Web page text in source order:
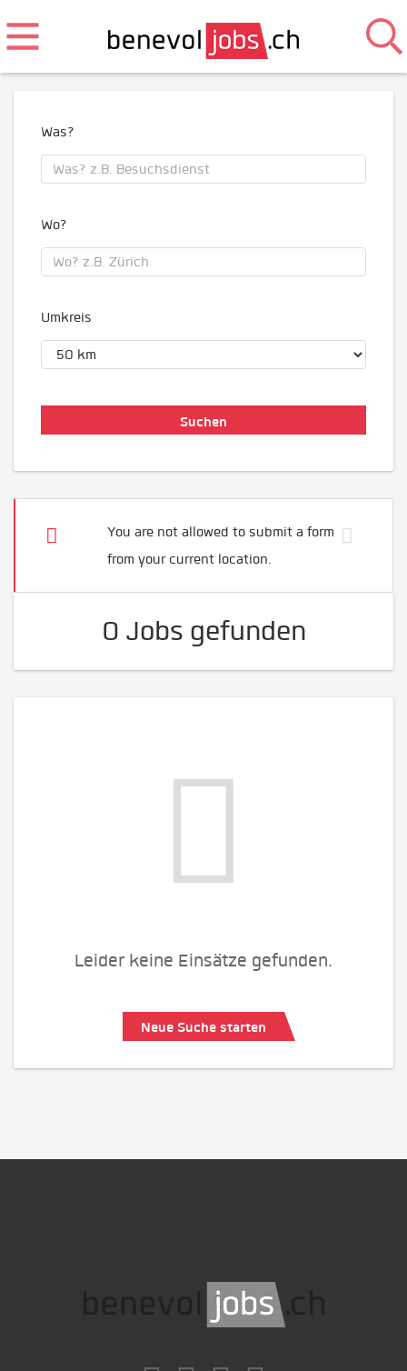
Was?
Wo?
Umkreis
You are not allowed to submit a form
from your current location.
0 Jobs gefunden
Leider keine Einsätze gefunden.
Neue Suche starten